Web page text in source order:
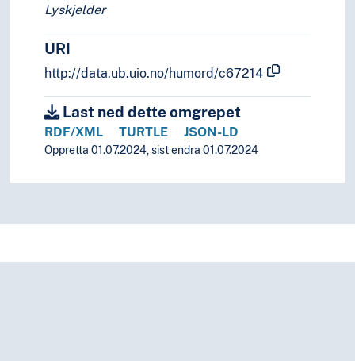
Lyskjelder
URI
http://data.ub.uio.no/humord/c67214
Last ned dette omgrepet
RDF/XML TURTLE JSON-LD
Oppretta 01.07.2024, sist endra 01.07.2024